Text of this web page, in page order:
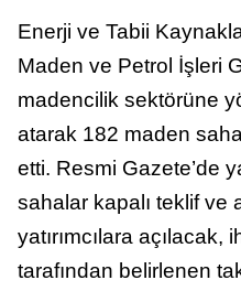
Enerji ve Tabii
Maden ve Petrol İşleri
madencilik sektörüne
atarak 182 maden
etti. Resmi Gazete’de
sahalar kapalı teklif ve
yatırımcılara
tarafından belirlenen